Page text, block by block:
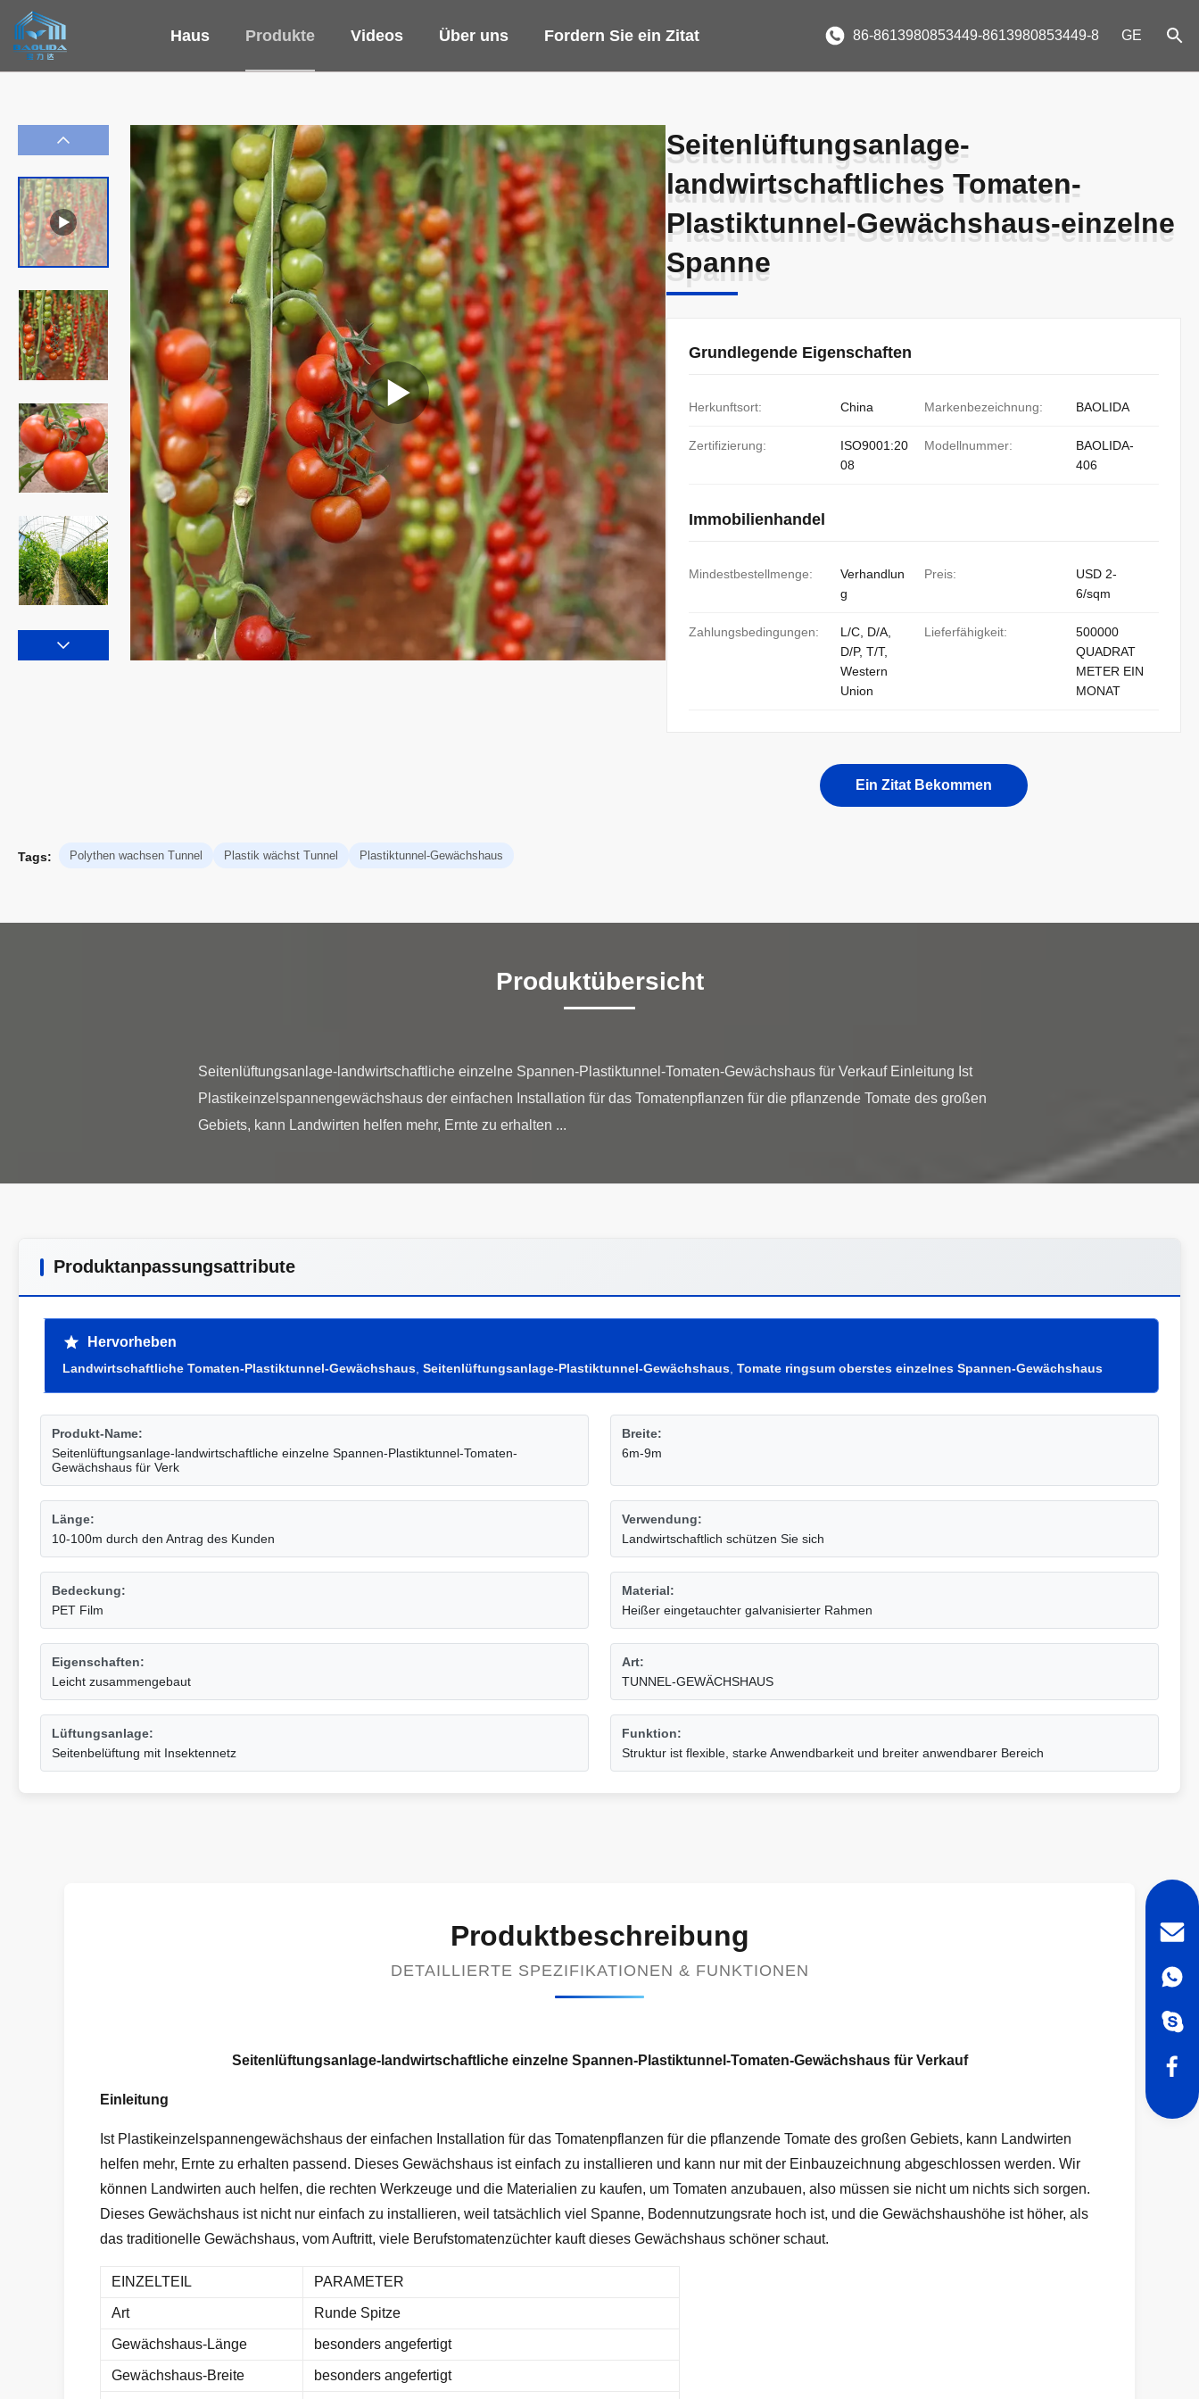
Haus Produkte Videos Über uns Fordern Sie ein Zitat 86-8613980853449-8613980853449-8 GE
Seitenlüftungsanlage-
landwirtschaftliches Tomaten-
Plastiktunnel-Gewächshaus-einzelne
Spanne
Seitenlüftungsanlage-
landwirtschaftliches Tomaten-
Plastiktunnel-Gewächshaus-einzelne
Spanne
Grundlegende Eigenschaften
Herkunftsort: China Markenbezeichnung: BAOLIDA
Zertifizierung:
ISO9001:20
08
Modellnummer:
BAOLIDA-
406
Immobilienhandel
Mindestbestellmenge:
Verhandlun
g
Preis:
USD 2-
6/sqm
Zahlungsbedingungen:
L/C, D/A,
D/P, T/T,
Western
Union
Lieferfähigkeit:
500000
QUADRAT
METER EIN
MONAT
Ein Zitat Bekommen
Tags: Polythen wachsen Tunnel Plastik wächst Tunnel Plastiktunnel-Gewächshaus
Produktübersicht
Seitenlüftungsanlage-landwirtschaftliche einzelne Spannen-Plastiktunnel-Tomaten-Gewächshaus für Verkauf Einleitung Ist
Plastikeinzelspannengewächshaus der einfachen Installation für das Tomatenpflanzen für die pflanzende Tomate des großen
Produktanpassungsattribute
Hervorheben
Landwirtschaftliche Tomaten-Plastiktunnel-Gewächshaus Seitenlüftungsanlage-Plastiktunnel-Gewächshaus Tomate ringsum oberstes einzelnes Spannen-Gewächshaus
Produkt-Name:
Seitenlüftungsanlage-landwirtschaftliche einzelne Spannen-Plastiktunnel-Tomaten-
Gewächshaus für Verk
Breite:
6m-9m
Länge:
10-100m durch den Antrag des Kunden
Verwendung:
Landwirtschaftlich schützen Sie sich
Bedeckung:
PET Film
Material:
Heißer eingetauchter galvanisierter Rahmen
Eigenschaften:
Leicht zusammengebaut
Art:
TUNNEL-GEWÄCHSHAUS
Lüftungsanlage:
Seitenbelüftung mit Insektennetz
Funktion:
Struktur ist flexible, starke Anwendbarkeit und breiter anwendbarer Bereich
Produktbeschreibung
DETAILLIERTE SPEZIFIKATIONEN & FUNKTIONEN
Seitenlüftungsanlage-landwirtschaftliche einzelne Spannen-Plastiktunnel-Tomaten-Gewächshaus für Verkauf
Einleitung
Ist Plastikeinzelspannengewächshaus der einfachen Installation für das Tomatenpflanzen für die pflanzende Tomate des großen Gebiets, kann Landwirten
helfen mehr, Ernte zu erhalten passend. Dieses Gewächshaus ist einfach zu installieren und kann nur mit der Einbauzeichnung abgeschlossen werden. Wir
können Landwirten auch helfen, die rechten Werkzeuge und die Materialien zu kaufen, um Tomaten anzubauen, also müssen sie nicht um nichts sich sorgen.
Dieses Gewächshaus ist nicht nur einfach zu installieren, weil tatsächlich viel Spanne, Bodennutzungsrate hoch ist, und die Gewächshaushöhe ist höher, als
das traditionelle Gewächshaus, vom Auftritt, viele Berufstomatenzüchter kauft dieses Gewächshaus schöner schaut.
EINZELTEIL PARAMETER
Art Runde Spitze
Gewächshaus-Länge besonders angefertigt
Gewächshaus-Breite besonders angefertigt